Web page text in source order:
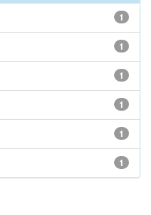
1
1
1
1
1
1